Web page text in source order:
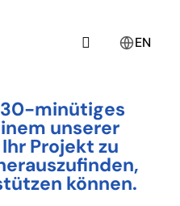
EN
30-minütiges
unserer
Projekt zu
können.